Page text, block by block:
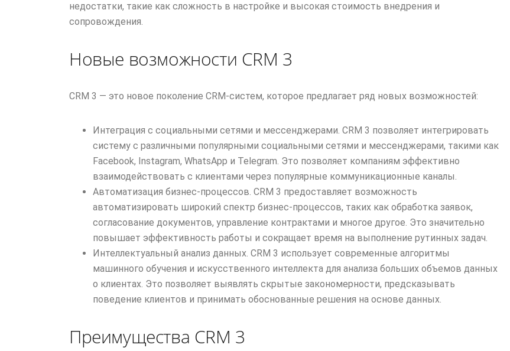
недостатки, такие как сложность в настройке и высокая стоимость внедрения и
сопровождения.
Новые возможности CRМ 3
CRМ 3 — это новое поколение CRM-систем, которое предлагает ряд новых возможностей:
Интеграция с социальными сетями и мессенджерами. CRМ 3 позволяет интегрировать
систему с различными популярными социальными сетями и мессенджерами, такими как
Facebook, Instagram, WhatsApp и Telegram. Это позволяет компаниям эффективно
взаимодействовать с клиентами через популярные коммуникационные каналы.
Автоматизация бизнес-процессов. CRМ 3 предоставляет возможность
автоматизировать широкий спектр бизнес-процессов, таких как обработка заявок,
согласование документов, управление контрактами и многое другое. Это значительно
повышает эффективность работы и сокращает время на выполнение рутинных задач.
Интеллектуальный анализ данных. CRМ 3 использует современные алгоритмы
машинного обучения и искусственного интеллекта для анализа больших объемов данных
о клиентах. Это позволяет выявлять скрытые закономерности, предсказывать
поведение клиентов и принимать обоснованные решения на основе данных.
Преимущества CRМ 3